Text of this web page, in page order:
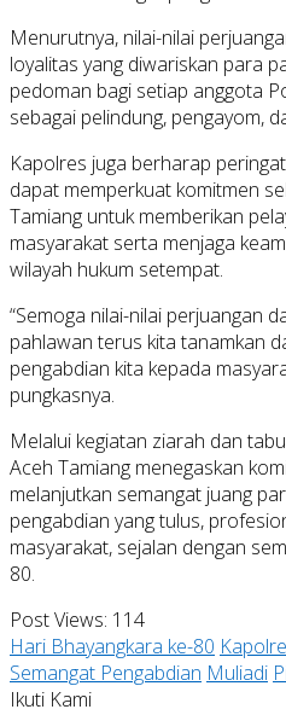
Menurutnya, nilai-nilai
loyalitas yang diwariskan para
pedoman bagi setiap anggota
sebagai pelindung, pengayom,
Kapolres juga berharap
dapat memperkuat komitmen
Tamiang untuk memberikan
masyarakat serta menjaga
wilayah hukum setempat.
“Semoga nilai-nilai perjuangan
pahlawan terus kita tanamkan
pengabdian kita kepada
pungkasnya.
Melalui kegiatan ziarah dan
Aceh Tamiang menegaskan
melanjutkan semangat juang
pengabdian yang tulus,
masyarakat, sejalan dengan
80.
Post Views: 114
Hari Bhayangkara ke-80
Semangat Pengabdian Muliadi
Ikuti Kami